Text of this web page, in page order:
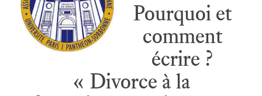
Pourquoi et
comment
écrire ?
« Divorce à la